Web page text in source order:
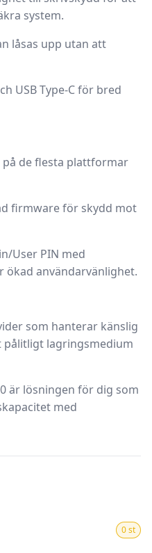
system.
låsas upp utan att
USB Type-C för bred
på de flesta plattformar
firmware för skydd mot
User PIN med
användarvänlighet.
som hanterar känslig
lagringsmedium
är lösningen för dig som
med
0 st